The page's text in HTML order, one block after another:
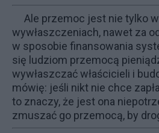
Ale przemoc jest nie tylko
wywłaszczeniach, nawet za
w sposobie finansowania
się ludziom przemocą
wywłaszczać właścicieli i
mówię: jeśli nikt nie chce
to znaczy, że jest ona
zmuszać go przemocą, by